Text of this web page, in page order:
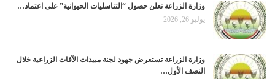
وزارة الزراعة تعلن حصول “التناسليات الحيوانية” على اعتماد…
يوليو 26, 2026
وزارة الزراعة تستعرض جهود لجنة مبيدات الآفات الزراعية خلال
النصف الأول…